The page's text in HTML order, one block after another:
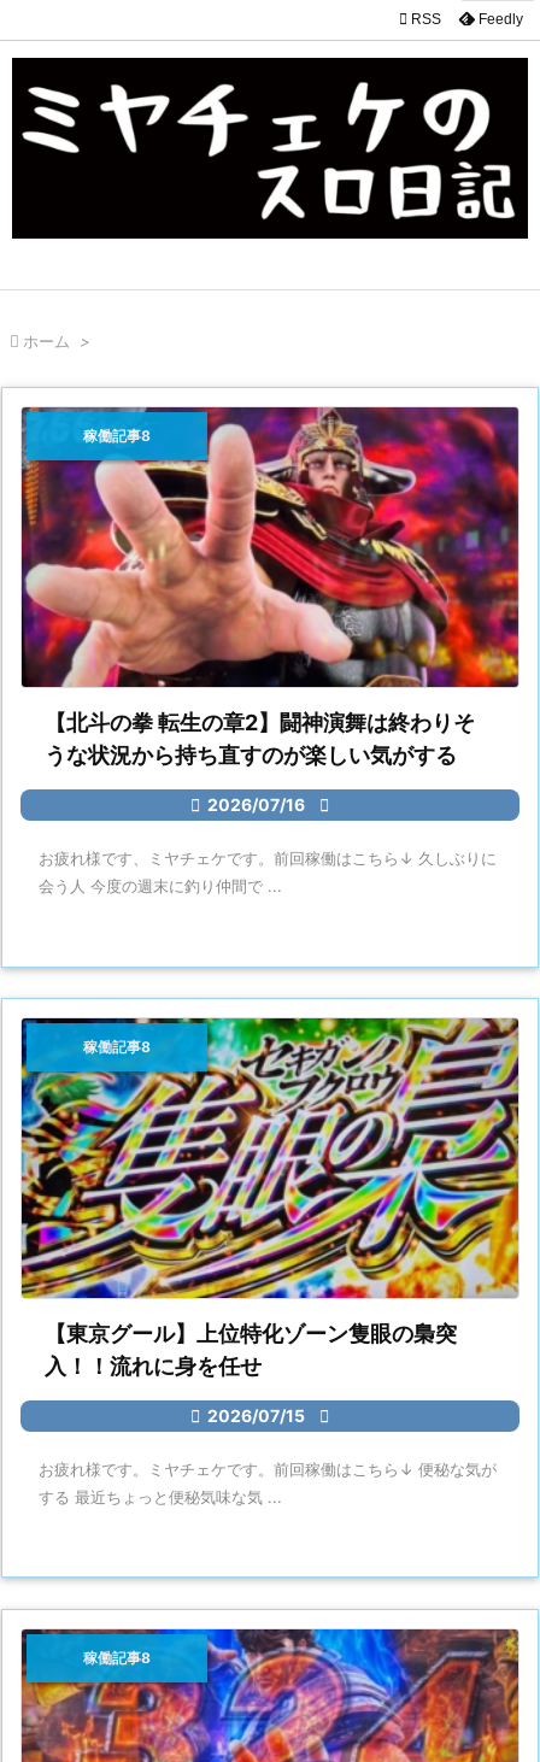
 RSS Feedly
 ホーム >
【北斗の拳 転生の章2】闘神演舞は終わりそ
うな状況から持ち直すのが楽しい気がする
 2026/07/16 
稼働記事8
お疲れ様です、ミヤチェケです。前回稼働はこちら↓ 久しぶりに
会う人 今度の週末に釣り仲間で ...
【東京グール】上位特化ゾーン隻眼の梟突
入！！流れに身を任せ
 2026/07/15 
稼働記事8
お疲れ様です。ミヤチェケです。前回稼働はこちら↓ 便秘な気が
する 最近ちょっと便秘気味な気 ...
稼働記事8